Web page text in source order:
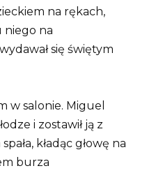
na rękach,
niego na
się świętym
w salonie. Miguel
i zostawił ją z
kładąc głowę na
burza